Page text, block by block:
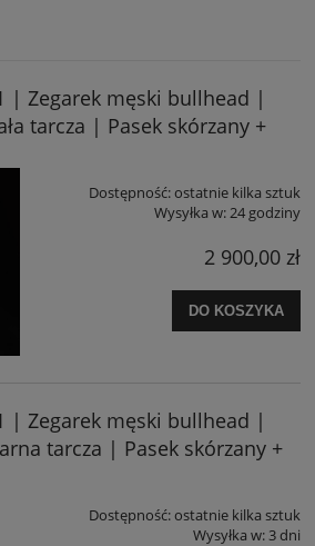
| Zegarek męski bullhead |
tarcza | Pasek skórzany +
Dostępność:ostatnie kilka sztuk
Wysyłka w:24 godziny
2 900,00 zł
DO KOSZYKA
| Zegarek męski bullhead |
tarcza | Pasek skórzany +
Dostępność:ostatnie kilka sztuk
Wysyłka w:3 dni